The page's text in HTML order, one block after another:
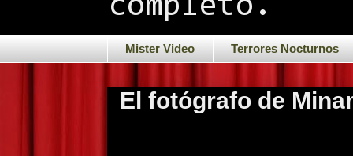
completo.
Mister Video Terrores Nocturnos
El fotógrafo de